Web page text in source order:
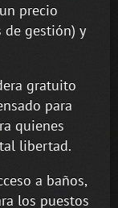
precio
gestión) y
gratuito
para
quienes
libertad.
a baños,
los puestos